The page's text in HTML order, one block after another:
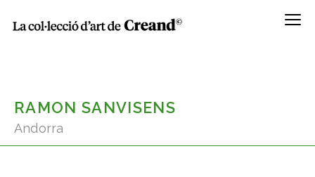
Menú
RAMON SANVISENS
Andorra